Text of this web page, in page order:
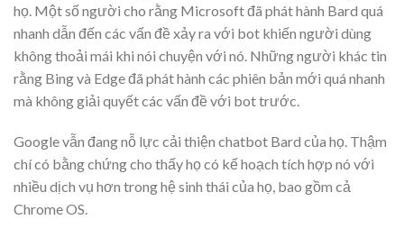
họ. Một số người cho rằng Microsoft đã phát hành Bard quá
nhanh dẫn đến các vấn đề xảy ra với bot khiến người dùng
không thoải mái khi nói chuyện với nó. Những người khác tin
rằng Bing và Edge đã phát hành các phiên bản mới quá nhanh
mà không giải quyết các vấn đề với bot trước.
Google vẫn đang nỗ lực cải thiện chatbot Bard của họ. Thậm
chí có bằng chứng cho thấy họ có kế hoạch tích hợp nó với
nhiều dịch vụ hơn trong hệ sinh thái của họ, bao gồm cả
Chrome OS.